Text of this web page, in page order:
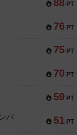
88 PT
76 PT
75 PT
70 PT
59 PT
51 PT
バ